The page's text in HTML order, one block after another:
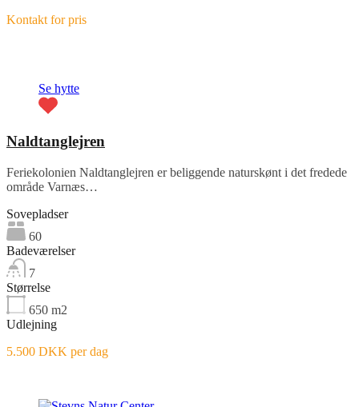
Kontakt for pris
Se hytte
Naldtanglejren
Feriekolonien Naldtanglejren er beliggende naturskønt i det fredede
område Varnæs…
Sovepladser
60
Badeværelser
7
Størrelse
650 m2
Udlejning
5.500 DKK per dag